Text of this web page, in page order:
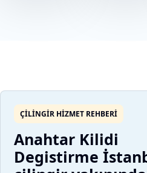
ÇILINGIR HIZMET REHBERI
Anahtar Kilidi
Degistirme